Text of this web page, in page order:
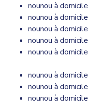
nounou à
nounou à
nounou à
nounou à
nounou à
nounou à
nounou à
nounou à